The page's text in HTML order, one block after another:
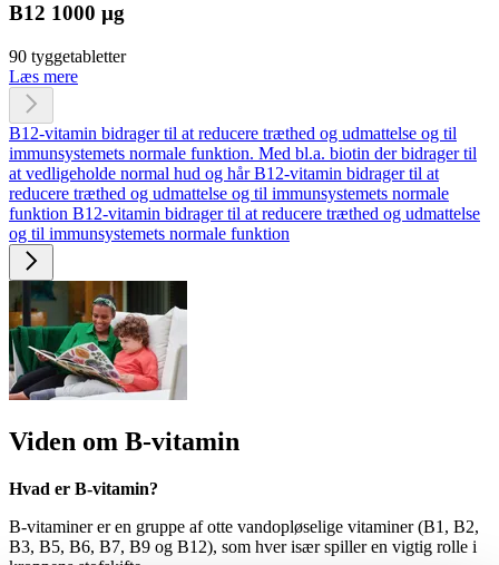
B12 1000 µg
90 tyggetabletter
Læs mere
B12-vitamin bidrager til at reducere træthed og udmattelse og til
immunsystemets normale funktion. Med bl.a. biotin der bidrager til
at vedligeholde normal hud og hår B12-vitamin bidrager til at
reducere træthed og udmattelse og til immunsystemets normale
funktion B12-vitamin bidrager til at reducere træthed og udmattelse
og til immunsystemets normale funktion
Viden om B-vita­min
Hvad er B-vitamin?
B-vitaminer er en gruppe af otte vandopløselige vitaminer (B1, B2,
B3, B5, B6, B7, B9 og B12), som hver især spiller en vigtig rolle i